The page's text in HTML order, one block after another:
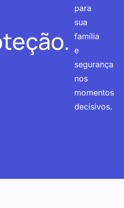
para
sua
família
e
segurança
nos
momentos
decisivos.